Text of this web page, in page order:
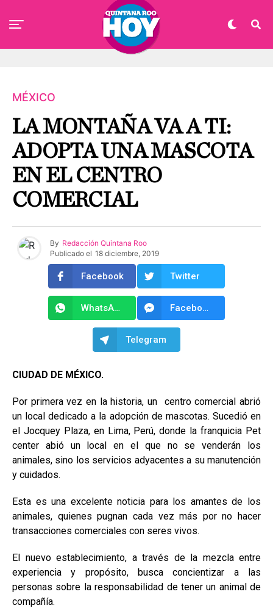
MÉXICO
LA MONTAÑA VA A TI:
ADOPTA UNA MASCOTA
EN EL CENTRO
COMERCIAL
By Redacción Quintana Roo
Publicado el 18 diciembre, 2019
Facebook Twitter
WhatsApp Facebook Messenger
Telegram
CIUDAD DE MÉXICO.
Por primera vez en la historia, un centro comercial abrió
un local dedicado a la adopción de mascotas. Sucedió en
el Jocquey Plaza, en Lima, Perú, donde la franquicia Pet
center abió un local en el que no se venderán los
animales, sino los servicios adyacentes a su manutención
y cuidados.
Esta es una excelente noticia para los amantes de los
animales, quienes pugnan cada vez más por no hacer
transacciones comerciales con seres vivos.
El nuevo establecimiento, a través de la mezcla entre
experiencia y propósito, busca concientizar a las
personas sobre la responsabilidad de tener un animal de
compañía.